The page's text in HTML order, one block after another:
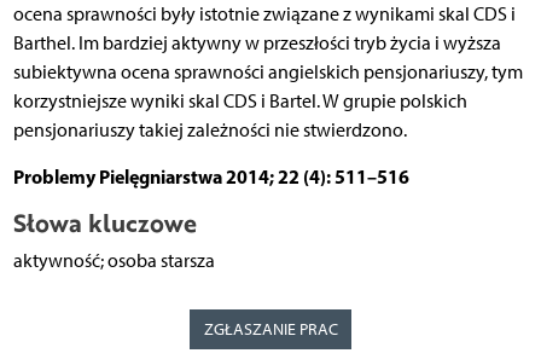
ocena sprawności były istotnie związane z wynikami skal CDS i
Barthel. Im bardziej aktywny w przeszłości tryb życia i wyższa
subiektywna ocena sprawności angielskich pensjonariuszy, tym
korzystniejsze wyniki skal CDS i Bartel. W grupie polskich
pensjonariuszy takiej zależności nie stwierdzono.
Problemy Pielęgniarstwa 2014; 22 (4): 511–516
Słowa kluczowe
aktywność; osoba starsza
ZGŁASZANIE PRAC